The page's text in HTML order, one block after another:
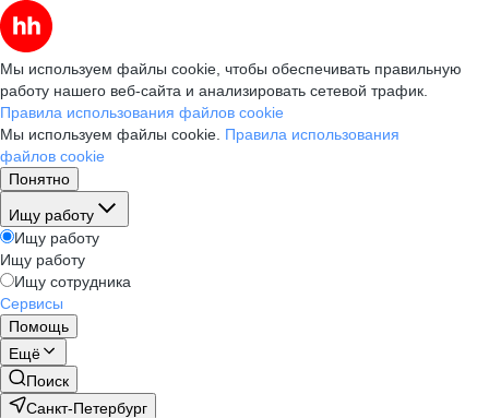
Мы используем файлы cookie, чтобы обеспечивать правильную
работу нашего веб-сайта и анализировать сетевой трафик.
Правила использования файлов cookie
Мы используем файлы cookie. Правила использования
файлов cookie
Понятно
Ищу работу
Ищу работу
Ищу работу
Ищу сотрудника
Сервисы
Помощь
Ещё
Поиск
Санкт-Петербург